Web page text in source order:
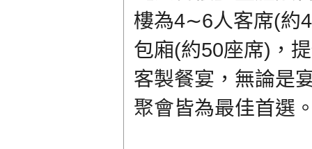
樓為4∼6人客席(約
包廂(約50座席)，
客製餐宴，無論是
聚會皆為最佳首選